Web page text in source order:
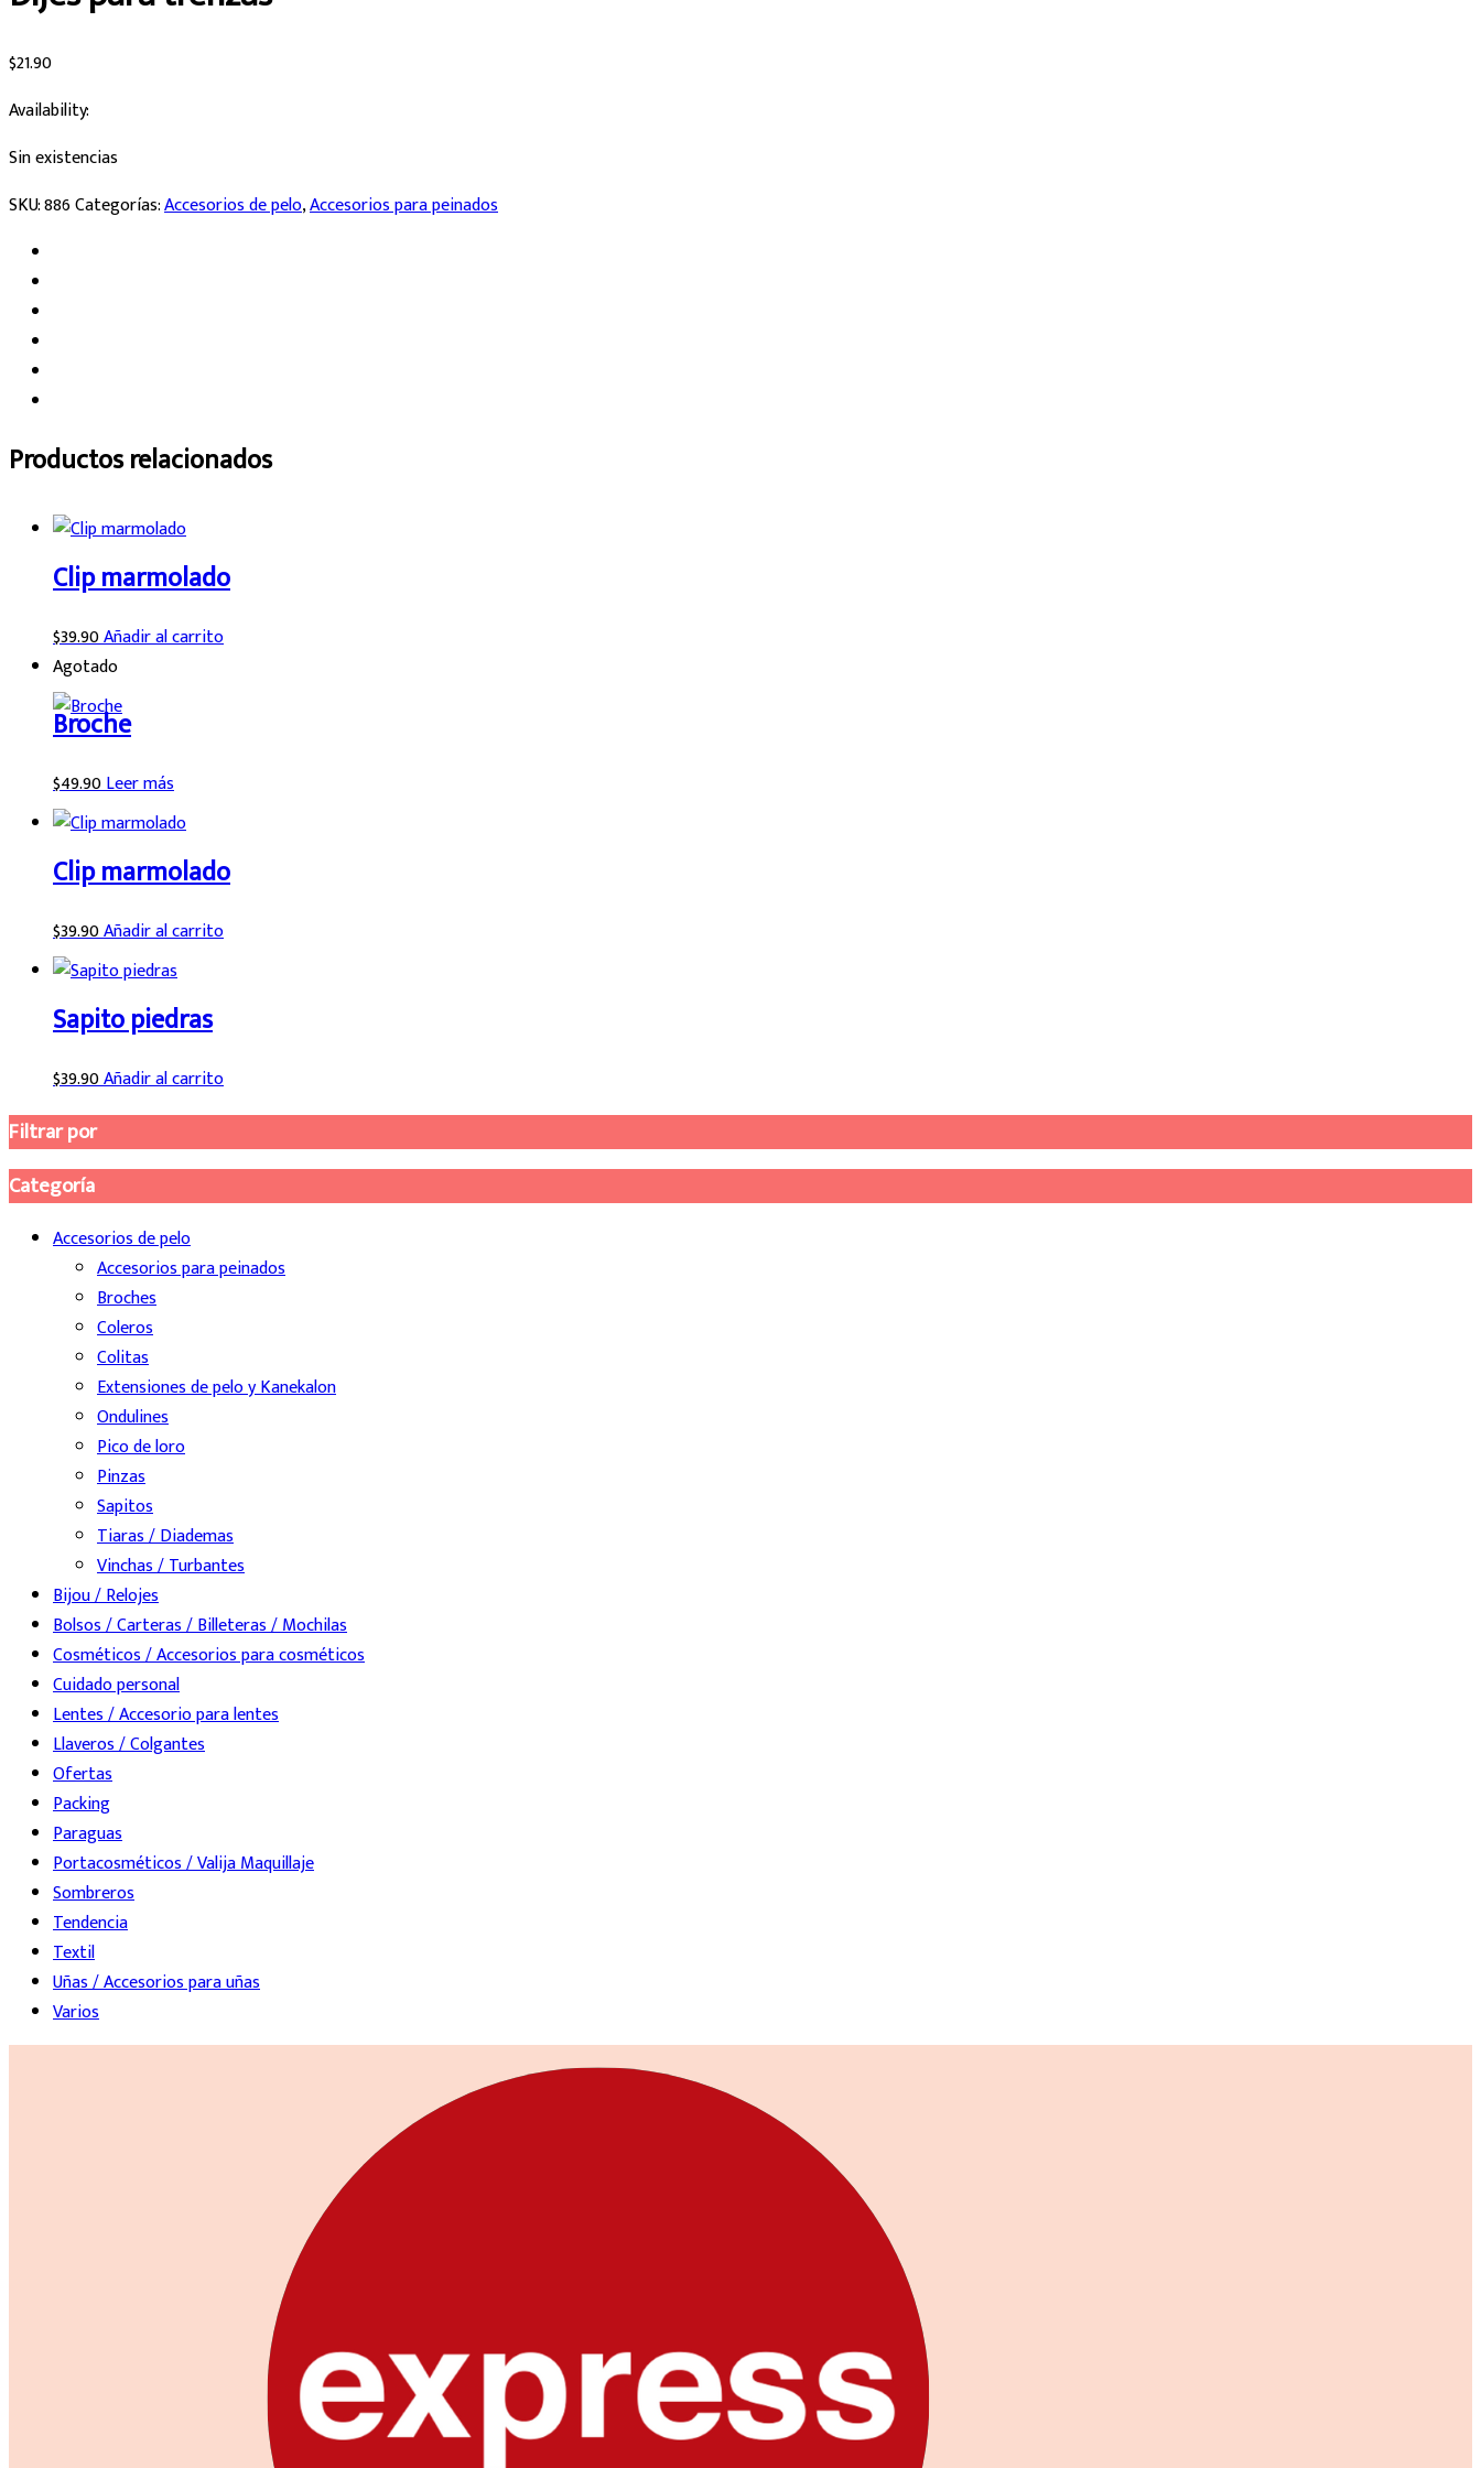
$21.90
Availability:
Sin existencias
SKU:886Categorías:Accesorios de pelo,Accesorios para peinados
Productos relacionados
Clip marmolado
$39.90Añadir al carrito
Agotado
Broche
$49.90Leer más
Clip marmolado
$39.90Añadir al carrito
Sapito piedras
$39.90Añadir al carrito
Filtrar por
Categoría
Accesorios de pelo
Accesorios para peinados
Broches
Coleros
Colitas
Extensiones de pelo y Kanekalon
Ondulines
Pico de loro
Pinzas
Sapitos
Tiaras / Diademas
Vinchas / Turbantes
Bijou / Relojes
Bolsos / Carteras / Billeteras / Mochilas
Cosméticos / Accesorios para cosméticos
Cuidado personal
Lentes / Accesorio para lentes
Llaveros / Colgantes
Ofertas
Packing
Paraguas
Portacosméticos / Valija Maquillaje
Sombreros
Tendencia
Textil
Uñas / Accesorios para uñas
Varios